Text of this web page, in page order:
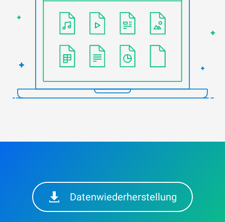
Datenwiederherstellung